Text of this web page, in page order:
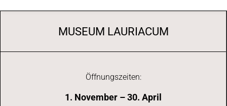
MUSEUM LAURIACUM
Öffnungszeiten:
1. November – 30. April